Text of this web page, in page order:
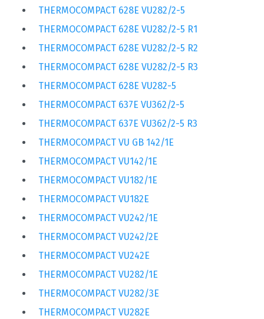
THERMOCOMPACT 628E VU282/2-5
THERMOCOMPACT 628E VU282/2-5 R1
THERMOCOMPACT 628E VU282/2-5 R2
THERMOCOMPACT 628E VU282/2-5 R3
THERMOCOMPACT 628E VU282-5
THERMOCOMPACT 637E VU362/2-5
THERMOCOMPACT 637E VU362/2-5 R3
THERMOCOMPACT VU GB 142/1E
THERMOCOMPACT VU142/1E
THERMOCOMPACT VU182/1E
THERMOCOMPACT VU182E
THERMOCOMPACT VU242/1E
THERMOCOMPACT VU242/2E
THERMOCOMPACT VU242E
THERMOCOMPACT VU282/1E
THERMOCOMPACT VU282/3E
THERMOCOMPACT VU282E